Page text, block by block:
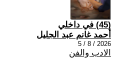
(45) في داخلي
أحمد غانم عبد الجليل
2026 / 8 / 5
الادب والفن